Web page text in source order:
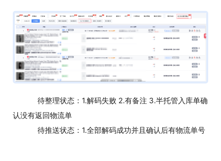
待整理状态：1.解码失败 2.有备注 3.半托管入库单确
认没有返回物流单
待推送状态：1.全部解码成功并且确认后有物流单号